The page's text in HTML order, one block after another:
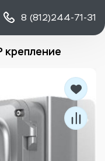
8 (812)244-71-31
крепление